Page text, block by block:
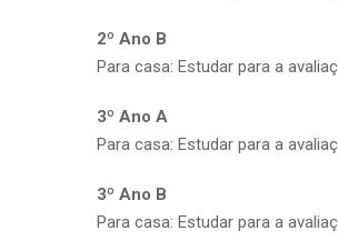
2º Ano B
Para casa: Estudar para a
3º Ano A
Para casa: Estudar para a
3º Ano B
Para casa: Estudar para a